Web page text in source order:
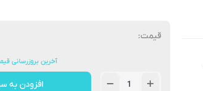
قیمت:
آخرین بروزرسانی قیمت: ۱۴۰۴/
افزودن به